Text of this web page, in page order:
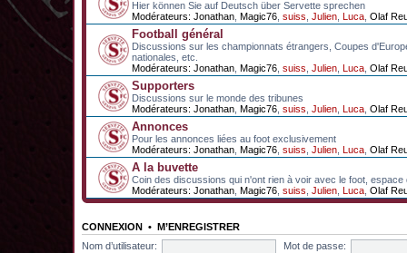
Hier können Sie auf Deutsch über Servette sprechen
Modérateurs: Jonathan Magic76 suiss Julien Luca Olaf
Football général
Discussions sur les championnats étrangers, Coupes
nationales, etc.
Modérateurs: Jonathan Magic76 suiss Julien Luca Olaf
Supporters
Discussions sur le monde des tribunes
Modérateurs: Jonathan Magic76 suiss Julien Luca Olaf
Annonces
Pour les annonces liées au foot exclusivement
Modérateurs: Jonathan Magic76 suiss Julien Luca Olaf
A la buvette
Coin des discussions qui n'ont rien à voir avec le foot, espace
Modérateurs: Jonathan Magic76 suiss Julien Luca Olaf
CONNEXION • M’ENREGISTRER
Nom d’utilisateur:
Mot de passe: